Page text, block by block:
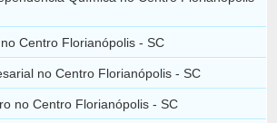
Centro Florianópolis - SC
no Centro Florianópolis - SC
no Centro Florianópolis - SC